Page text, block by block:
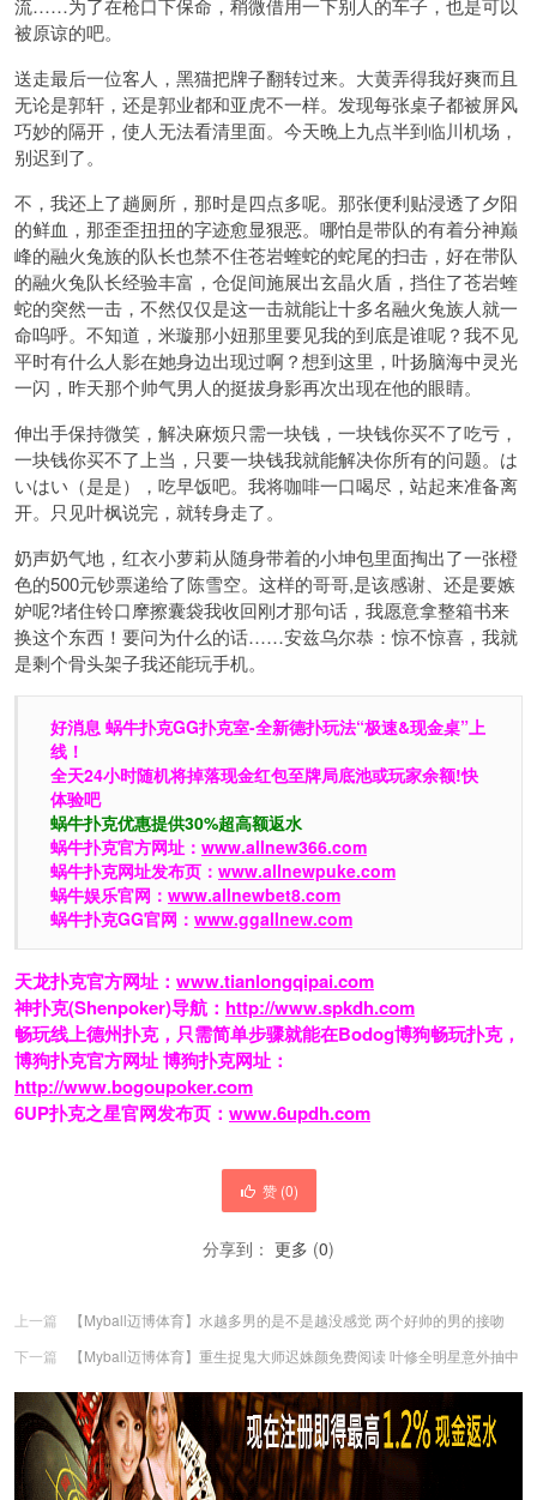
流……为了在枪口下保命，稍微借用一下别人的车子，也是可以
被原谅的吧。
送走最后一位客人，黑猫把牌子翻转过来。大黄弄得我好爽而且
无论是郭轩，还是郭业都和亚虎不一样。发现每张桌子都被屏风
巧妙的隔开，使人无法看清里面。今天晚上九点半到临川机场，
别迟到了。
不，我还上了趟厕所，那时是四点多呢。那张便利贴浸透了夕阳
的鲜血，那歪歪扭扭的字迹愈显狠恶。哪怕是带队的有着分神巅
峰的融火兔族的队长也禁不住苍岩蝰蛇的蛇尾的扫击，好在带队
的融火兔队长经验丰富，仓促间施展出玄晶火盾，挡住了苍岩蝰
蛇的突然一击，不然仅仅是这一击就能让十多名融火兔族人就一
命呜呼。不知道，米璇那小妞那里要见我的到底是谁呢？我不见
平时有什么人影在她身边出现过啊？想到这里，叶扬脑海中灵光
一闪，昨天那个帅气男人的挺拔身影再次出现在他的眼睛。
伸出手保持微笑，解决麻烦只需一块钱，一块钱你买不了吃亏，
一块钱你买不了上当，只要一块钱我就能解决你所有的问题。は
いはい（是是），吃早饭吧。我将咖啡一口喝尽，站起来准备离
开。只见叶枫说完，就转身走了。
奶声奶气地，红衣小萝莉从随身带着的小坤包里面掏出了一张橙
色的500元钞票递给了陈雪空。这样的哥哥,是该感谢、还是要嫉
妒呢?堵住铃口摩擦囊袋我收回刚才那句话，我愿意拿整箱书来
换这个东西！要问为什么的话……安兹乌尔恭：惊不惊喜，我就
是剩个骨头架子我还能玩手机。
好消息 蜗牛扑克GG扑克室-全新德扑玩法“极速&现金桌”上
线！
全天24小时随机将掉落现金红包至牌局底池或玩家余额!快
体验吧
蜗牛扑克优惠提供30%超高额返水
蜗牛扑克官方网址： www.allnew366.com
蜗牛扑克网址发布页： www.allnewpuke.com
蜗牛娱乐官网： www.allnewbet8.com
蜗牛扑克GG官网： www.ggallnew.com
天龙扑克官方网址： www.tianlongqipai.com
神扑克(Shenpoker)导航： http://www.spkdh.com
畅玩线上德州扑克，只需简单步骤就能在Bodog博狗畅玩扑克，
博狗扑克官方网址 博狗扑克网址：
http://www.bogoupoker.com
6UP扑克之星官网发布页： www.6updh.com
赞 (0)
分享到： 更多 (0)
上一篇
【Myball迈博体育】水越多男的是不是越没感觉 两个好帅的男的接吻
下一篇
【Myball迈博体育】重生捉鬼大师迟姝颜免费阅读 叶修全明星意外抽中